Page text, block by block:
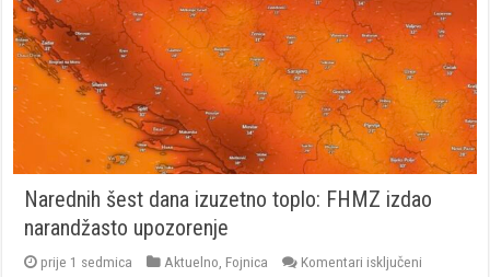
Narednih šest dana izuzetno toplo: FHMZ izdao
narandžasto upozorenje
prije 1 sedmica Aktuelno, Fojnica Komentari isključeni